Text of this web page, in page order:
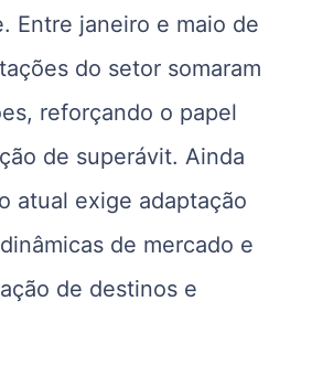
Entre janeiro e maio de
do setor somaram
reforçando o papel
de superávit. Ainda
atual exige adaptação
de mercado e
de destinos e